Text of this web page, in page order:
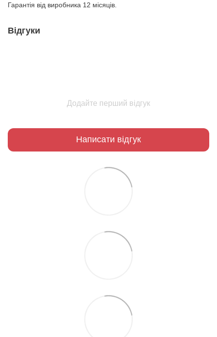
Гарантія від виробника 12 місяців.
Відгуки
Додайте перший відгук
Написати відгук